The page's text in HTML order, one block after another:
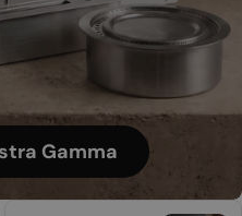
Gamma